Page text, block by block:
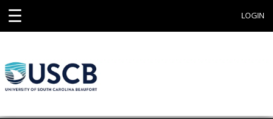
☰ LOGIN